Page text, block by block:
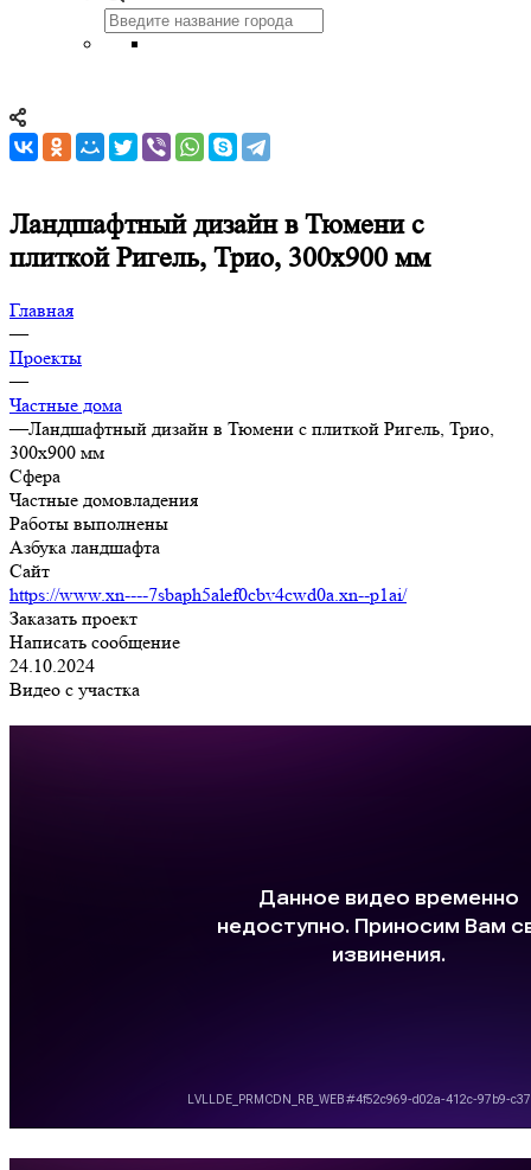
Ландшафтный дизайн в Тюмени с
плиткой Ригель, Трио, 300х900 мм
Главная
—
Проекты
—
Частные дома
—Ландшафтный дизайн в Тюмени с плиткой Ригель, Трио,
300х900 мм
Сфера
Частные домовладения
Работы выполнены
Азбука ландшафта
Сайт
https://www.xn----7sbaph5alef0cbv4cwd0a.xn--p1ai/
Заказать проект
Написать сообщение
24.10.2024
Видео с участка